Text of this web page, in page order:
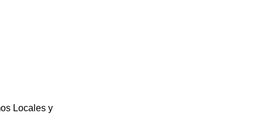
Locales y